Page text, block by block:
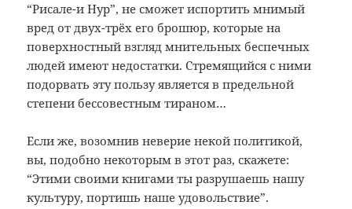
“Рисале-и Нур”, не сможет испортить мнимый
вред от двух-трёх его брошюр, которые на
поверхностный взгляд мнительных беспечных
людей имеют недостатки. Стремящийся с ними
подорвать эту пользу является в предельной
степени бессовестным тираном…
Если же, возомнив неверие некой политикой,
вы, подобно некоторым в этот раз, скажете:
“Этими своими книгами ты разрушаешь нашу
культуру, портишь наше удовольствие”.